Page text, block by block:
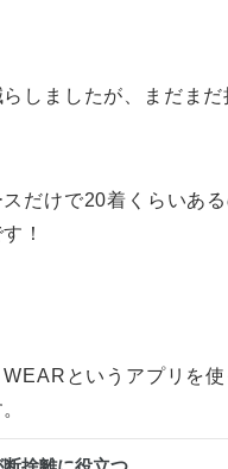
しましたが、まだまだ
だけで20着くらいあ
！
というアプリを